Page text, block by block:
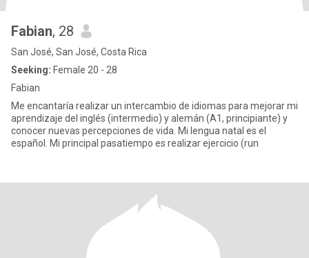
Fabian, 28
San José, San José, Costa Rica
Seeking: Female 20 - 28
Fabian
Me encantaría realizar un intercambio de idiomas para mejorar mi
aprendizaje del inglés (intermedio) y alemán (A1, principiante) y
conocer nuevas percepciones de vida. Mi lengua natal es el
español. Mi principal pasatiempo es realizar ejercicio (run